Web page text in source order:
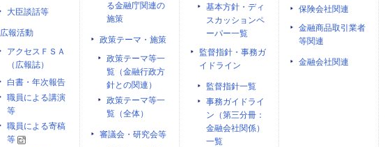
大臣談話等
広報活動
アクセスＦＳＡ
（広報誌）
白書・年次報告
職員による講演
等
職員による寄稿
等
る金融庁関連の
施策
政策テーマ・施策
政策テーマ等一
覧（金融行政方
針との関連）
政策テーマ等一
覧（全体）
審議会・研究会等
基本方針・ディ
スカッションペ
ーパー一覧
監督指針・事務ガ
イドライン
監督指針一覧
事務ガイドライ
ン（第三分冊：
金融会社関係）
一覧
保険会社関連
金融商品取引業者
等関連
金融会社関連